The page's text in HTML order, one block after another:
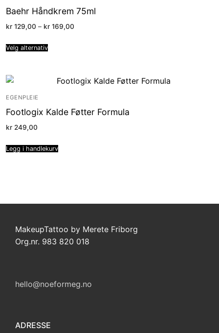
Baehr Håndkrem 75ml
kr 129,00 – kr 169,00
Velg alternativ
EGENPLEIE
Footlogix Kalde Føtter Formula
kr 249,00
Legg i handlekurv
MakeupTattoo by Merete Friborg
Org.nr. 983 820 018
hello@noeformeg.no
ADRESSE